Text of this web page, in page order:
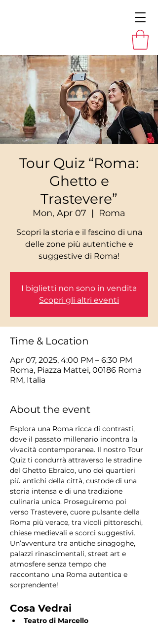
Tour Quiz “Roma:
Ghetto e
Trastevere”
Mon, Apr 07
  |
Roma
Scopri la storia e il fascino di una
delle zone più autentiche e
I biglietti non sono in vendita
Scopri gli altri eventi
Time & Location
Apr 07, 2025, 4:00 PM – 6:30 PM
Roma, Piazza Mattei, 00186 Roma
RM, Italia
About the event
Esplora una Roma ricca di contrasti,
dove il passato millenario incontra la
vivacità contemporanea. Il nostro Tour
Quiz ti condurrà attraverso le stradine
del Ghetto Ebraico, uno dei quartieri
più antichi della città, custode di una
storia intensa e di una tradizione
culinaria unica. Proseguiremo poi
verso Trastevere, cuore pulsante della
Roma più verace, tra vicoli pittoreschi,
chiese medievali e scorci suggestivi.
Un’avventura tra antiche sinagoghe,
palazzi rinascimentali, street art e
atmosfere senza tempo che
raccontano una Roma autentica e
sorprendente!
Cosa Vedrai
Teatro di Marcello